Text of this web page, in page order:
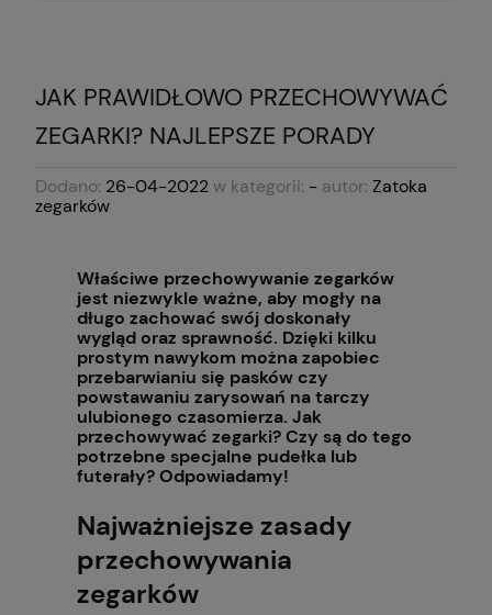
JAK PRAWIDŁOWO PRZECHOWYWAĆ
ZEGARKI? NAJLEPSZE PORADY
Dodano: 26-04-2022 w kategorii: - autor: Zatoka
zegarków
Właściwe przechowywanie zegarków
jest niezwykle ważne, aby mogły na
długo zachować swój doskonały
wygląd oraz sprawność. Dzięki kilku
prostym nawykom można zapobiec
przebarwianiu się pasków czy
powstawaniu zarysowań na tarczy
ulubionego czasomierza. Jak
przechowywać zegarki? Czy są do tego
potrzebne specjalne pudełka lub
futerały? Odpowiadamy!
Najważniejsze zasady
przechowywania
zegarków